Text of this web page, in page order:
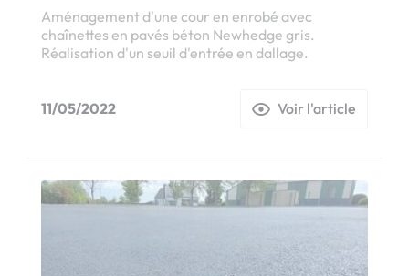
Aménagement d'une cour en enrobé avec
chaînettes en pavés béton Newhedge gris.
Réalisation d'un seuil d'entrée en dallage.
11/05/2022 Voir l'article